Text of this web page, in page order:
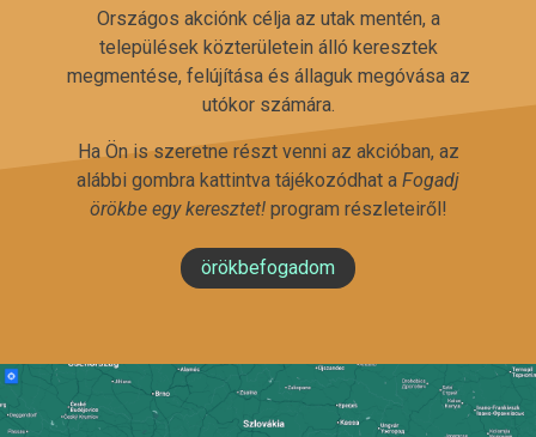
Országos akciónk célja az utak mentén, a
települések közterületein álló keresztek
megmentése, felújítása és állaguk megóvása az
utókor számára.
Ha Ön is szeretne részt venni az akcióban, az
alábbi gombra kattintva tájékozódhat a Fogadj
örökbe egy keresztet!program részleteiről!
örökbefogadom